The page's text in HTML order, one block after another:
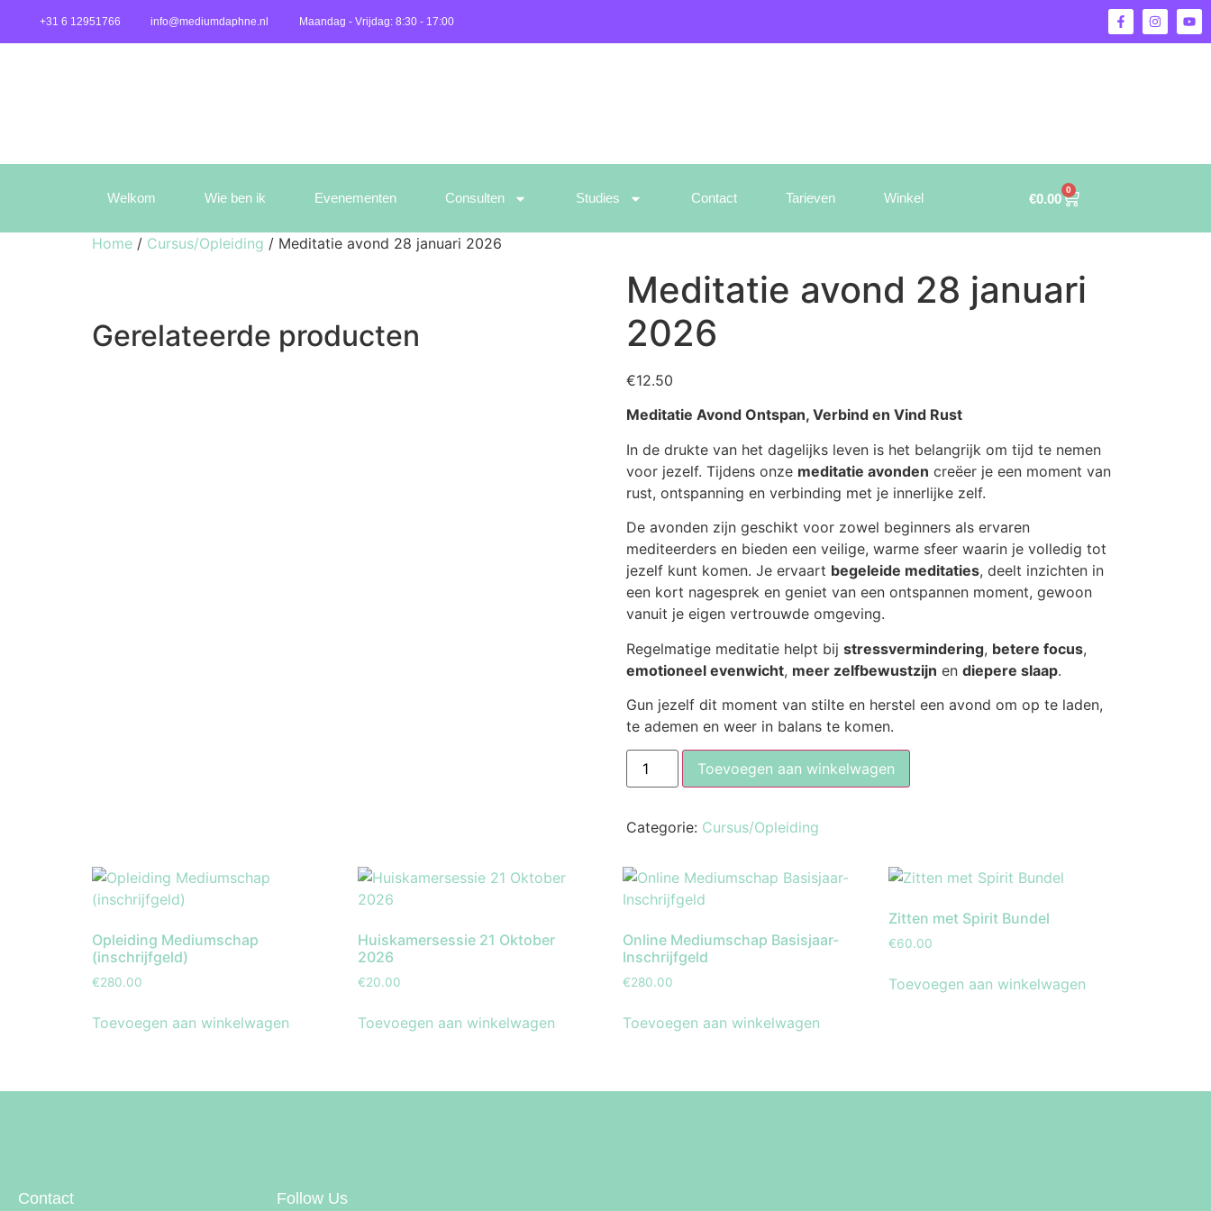
+31 6 12951766 info@mediumdaphne.nl Maandag - Vrijdag: 8:30 - 17:00
Welkom Wie ben ik Evenementen Consulten Studies Contact Tarieven Winkel €0.00
0
Home / Cursus/Opleiding / Meditatie avond 28 januari 2026
Meditatie avond 28 januari
2026
€12.50
Meditatie Avond Ontspan, Verbind en Vind Rust
In de drukte van het dagelijks leven is het belangrijk om tijd te nemen
voor jezelf. Tijdens onze meditatie avonden creëer je een moment van
rust, ontspanning en verbinding met je innerlijke zelf.
De avonden zijn geschikt voor zowel beginners als ervaren
mediteerders en bieden een veilige, warme sfeer waarin je volledig tot
jezelf kunt komen. Je ervaart begeleide meditaties, deelt inzichten in
een kort nagesprek en geniet van een ontspannen moment, gewoon
vanuit je eigen vertrouwde omgeving.
Regelmatige meditatie helpt bij stressvermindering, betere focus,
emotioneel evenwicht, meer zelfbewustzijn en diepere slaap.
Gun jezelf dit moment van stilte en herstel een avond om op te laden,
te ademen en weer in balans te komen.
Toevoegen aan winkelwagen
Categorie: Cursus/Opleiding
Gerelateerde producten
Opleiding Mediumschap
(inschrijfgeld)
€280.00
Toevoegen aan winkelwagen
Huiskamersessie 21 Oktober
2026
€20.00
Toevoegen aan winkelwagen
Online Mediumschap Basisjaar-
Inschrijfgeld
€280.00
Toevoegen aan winkelwagen
Zitten met Spirit Bundel
€60.00
Toevoegen aan winkelwagen
Contact Follow Us